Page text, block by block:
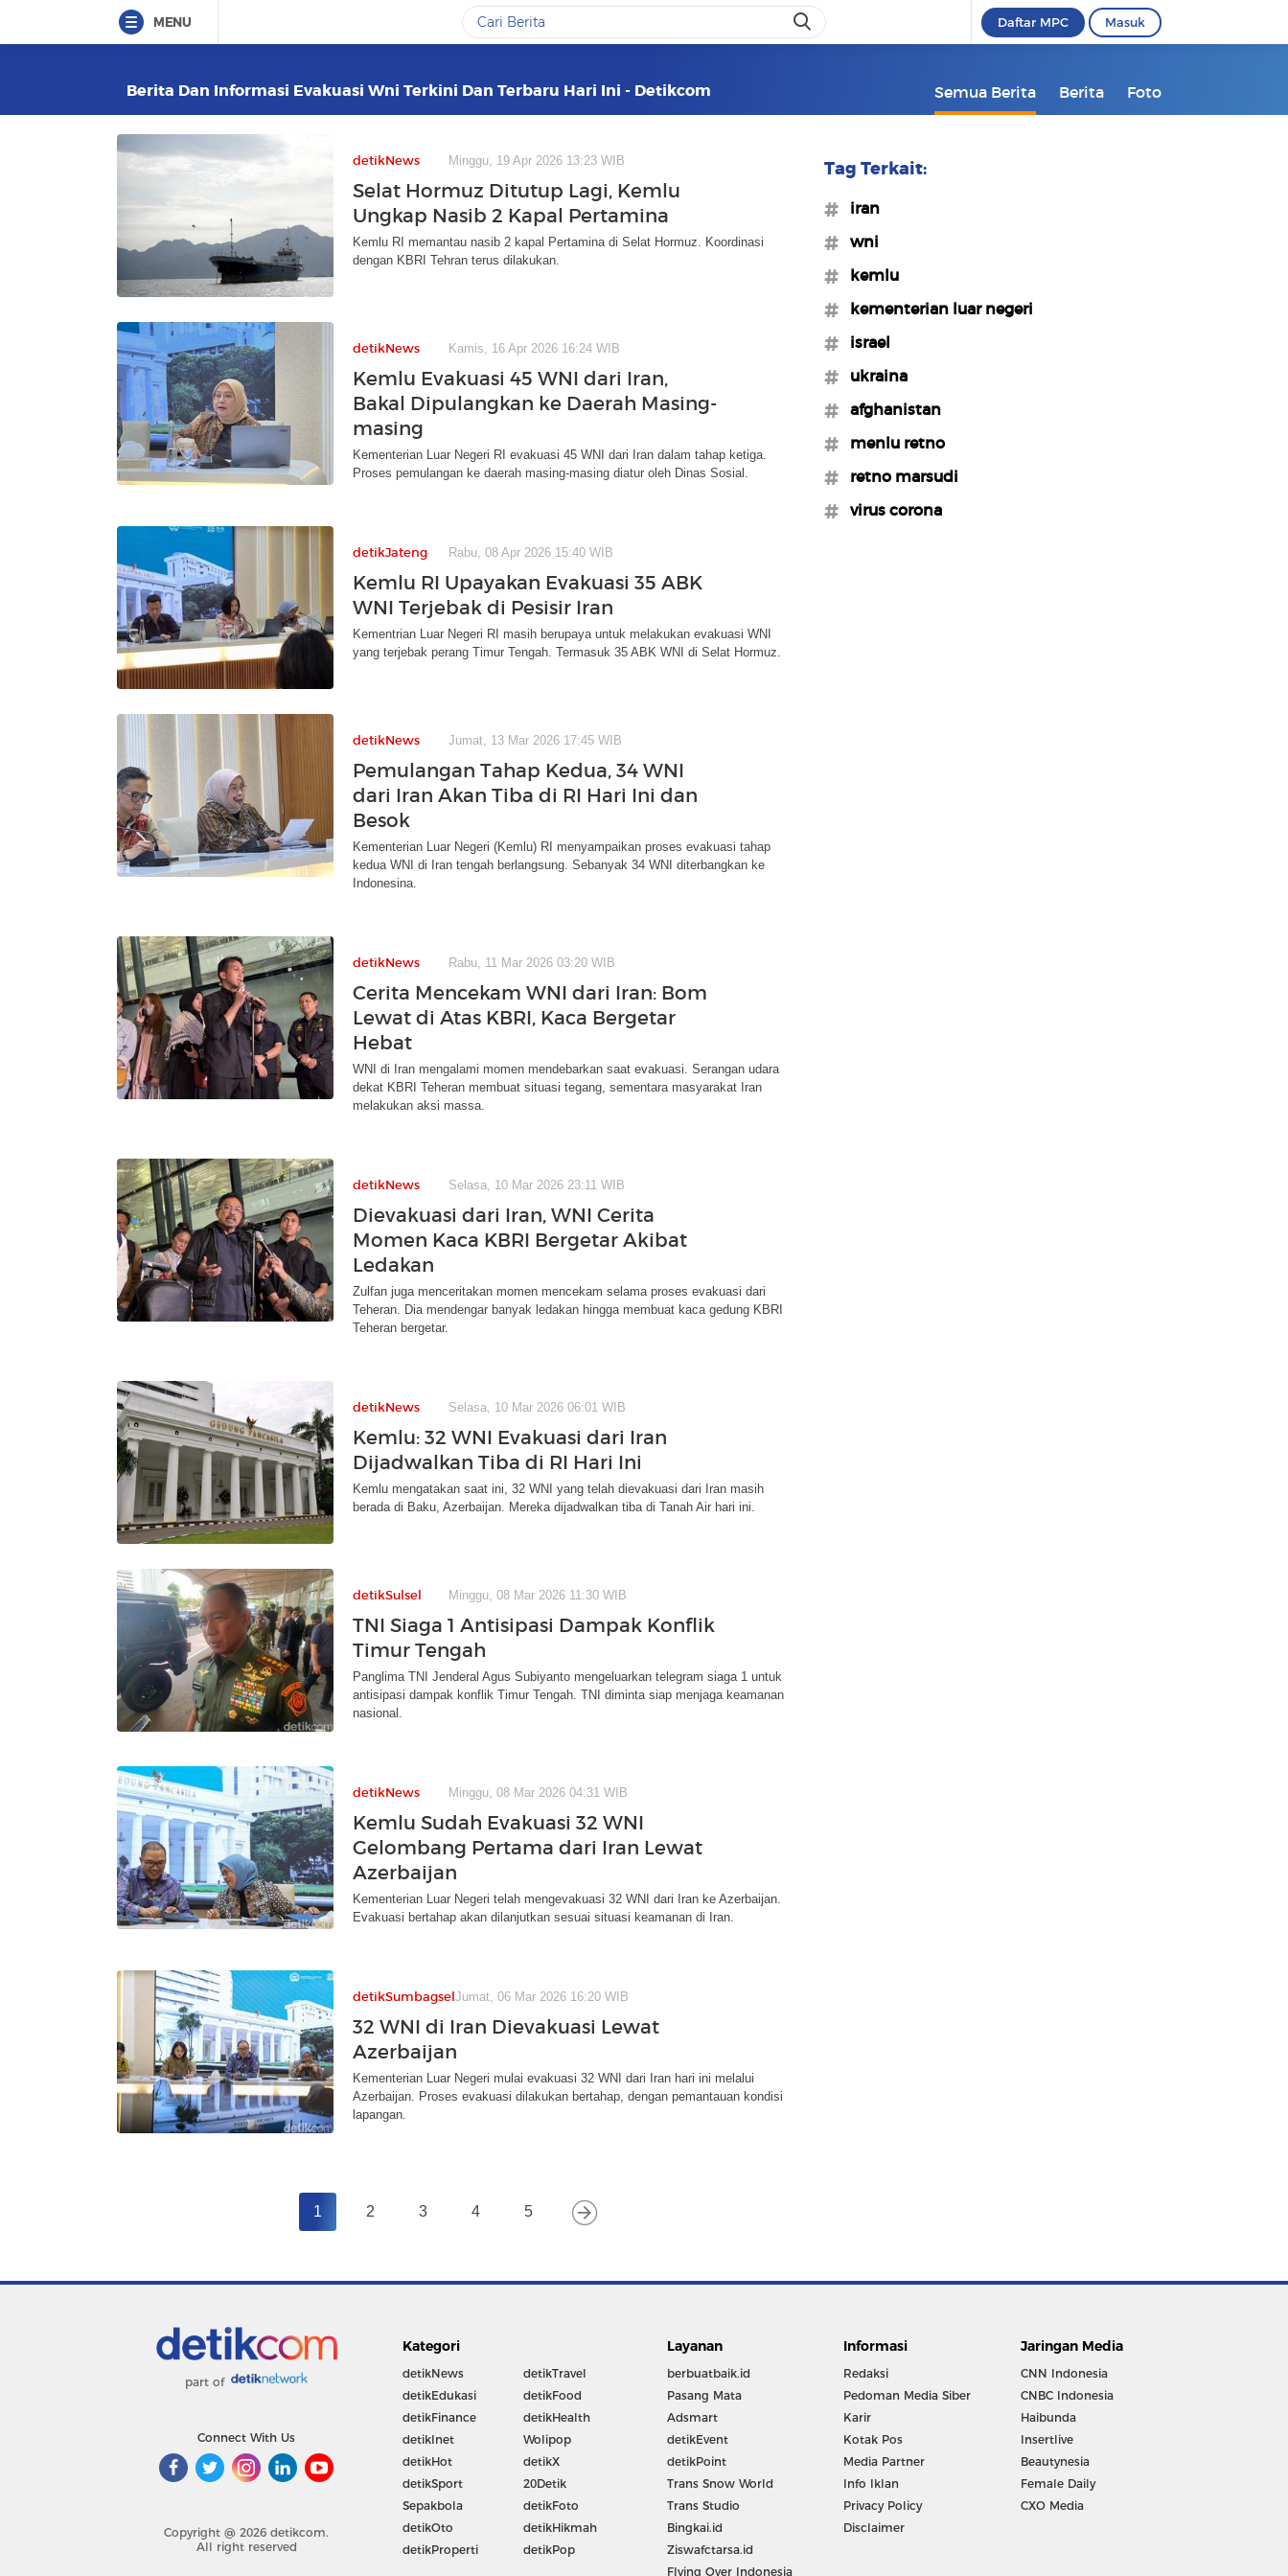
MENU Daftar MPC Masuk
Berita Dan Informasi Evakuasi Wni Terkini Dan Terbaru Hari Ini - Detikcom Semua Berita Berita Foto
detikNews Minggu, 19 Apr 2026 13:23 WIB
Selat Hormuz Ditutup Lagi, Kemlu
Ungkap Nasib 2 Kapal Pertamina
Kemlu RI memantau nasib 2 kapal Pertamina di Selat Hormuz. Koordinasi
dengan KBRI Tehran terus dilakukan.
detikNews Kamis, 16 Apr 2026 16:24 WIB
Kemlu Evakuasi 45 WNI dari Iran,
Bakal Dipulangkan ke Daerah Masing-
masing
Kementerian Luar Negeri RI evakuasi 45 WNI dari Iran dalam tahap ketiga.
Proses pemulangan ke daerah masing-masing diatur oleh Dinas Sosial.
detikJateng Rabu, 08 Apr 2026 15:40 WIB
Kemlu RI Upayakan Evakuasi 35 ABK
WNI Terjebak di Pesisir Iran
Kementrian Luar Negeri RI masih berupaya untuk melakukan evakuasi WNI
yang terjebak perang Timur Tengah. Termasuk 35 ABK WNI di Selat Hormuz.
detikNews Jumat, 13 Mar 2026 17:45 WIB
Pemulangan Tahap Kedua, 34 WNI
dari Iran Akan Tiba di RI Hari Ini dan
Besok
Kementerian Luar Negeri (Kemlu) RI menyampaikan proses evakuasi tahap
kedua WNI di Iran tengah berlangsung. Sebanyak 34 WNI diterbangkan ke
Indonesina.
detikNews Rabu, 11 Mar 2026 03:20 WIB
Cerita Mencekam WNI dari Iran: Bom
Lewat di Atas KBRI, Kaca Bergetar
Hebat
WNI di Iran mengalami momen mendebarkan saat evakuasi. Serangan udara
dekat KBRI Teheran membuat situasi tegang, sementara masyarakat Iran
melakukan aksi massa.
detikNews Selasa, 10 Mar 2026 23:11 WIB
Dievakuasi dari Iran, WNI Cerita
Momen Kaca KBRI Bergetar Akibat
Ledakan
Zulfan juga menceritakan momen mencekam selama proses evakuasi dari
Teheran. Dia mendengar banyak ledakan hingga membuat kaca gedung KBRI
Teheran bergetar.
detikNews Selasa, 10 Mar 2026 06:01 WIB
Kemlu: 32 WNI Evakuasi dari Iran
Dijadwalkan Tiba di RI Hari Ini
Kemlu mengatakan saat ini, 32 WNI yang telah dievakuasi dari Iran masih
berada di Baku, Azerbaijan. Mereka dijadwalkan tiba di Tanah Air hari ini.
detikSulsel Minggu, 08 Mar 2026 11:30 WIB
TNI Siaga 1 Antisipasi Dampak Konflik
Timur Tengah
Panglima TNI Jenderal Agus Subiyanto mengeluarkan telegram siaga 1 untuk
antisipasi dampak konflik Timur Tengah. TNI diminta siap menjaga keamanan
nasional.
detikNews Minggu, 08 Mar 2026 04:31 WIB
Kemlu Sudah Evakuasi 32 WNI
Gelombang Pertama dari Iran Lewat
Azerbaijan
Kementerian Luar Negeri telah mengevakuasi 32 WNI dari Iran ke Azerbaijan.
Evakuasi bertahap akan dilanjutkan sesuai situasi keamanan di Iran.
detikSumbagselJumat, 06 Mar 2026 16:20 WIB
32 WNI di Iran Dievakuasi Lewat
Azerbaijan
Kementerian Luar Negeri mulai evakuasi 32 WNI dari Iran hari ini melalui
Azerbaijan. Proses evakuasi dilakukan bertahap, dengan pemantauan kondisi
lapangan.
1 2 3 4 5
Tag Terkait:
#iran
#wni
#kemlu
#kementerian luar negeri
#israel
#ukraina
#afghanistan
#menlu retno
#retno marsudi
#virus corona
part of
Connect With Us
Copyright @ 2026 detikcom.
All right reserved
Kategori
detikNews
detikEdukasi
detikFinance
detikInet
detikHot
detikSport
Sepakbola
detikOto
detikProperti
detikTravel
detikFood
detikHealth
Wolipop
detikX
20Detik
detikFoto
detikHikmah
detikPop
Layanan
berbuatbaik.id
Pasang Mata
Adsmart
detikEvent
detikPoint
Trans Snow World
Trans Studio
Bingkai.id
Ziswafctarsa.id
Flying Over Indonesia
Informasi
Redaksi
Pedoman Media Siber
Karir
Kotak Pos
Media Partner
Info Iklan
Privacy Policy
Disclaimer
Jaringan Media
CNN Indonesia
CNBC Indonesia
Haibunda
Insertlive
Beautynesia
Female Daily
CXO Media